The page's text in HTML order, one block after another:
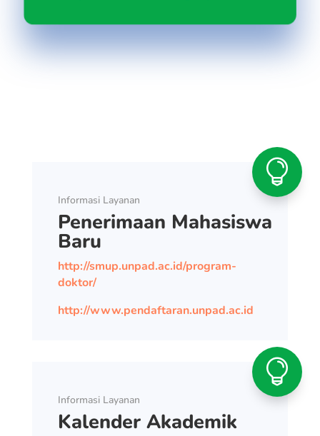

Informasi Layanan
Penerimaan Mahasiswa
Baru
http://smup.unpad.ac.id/program-
doktor/
http://www.pendaftaran.unpad.ac.id

Informasi Layanan
Kalender Akademik